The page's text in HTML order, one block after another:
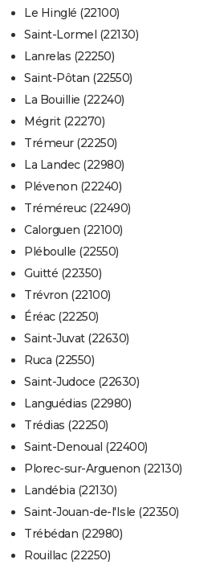
Le Hinglé (22100)
Saint-Lormel (22130)
Lanrelas (22250)
Saint-Pôtan (22550)
La Bouillie (22240)
Mégrit (22270)
Trémeur (22250)
La Landec (22980)
Plévenon (22240)
Tréméreuc (22490)
Calorguen (22100)
Pléboulle (22550)
Guitté (22350)
Trévron (22100)
Éréac (22250)
Saint-Juvat (22630)
Ruca (22550)
Saint-Judoce (22630)
Languédias (22980)
Trédias (22250)
Saint-Denoual (22400)
Plorec-sur-Arguenon (22130)
Landébia (22130)
Saint-Jouan-de-l'Isle (22350)
Trébédan (22980)
Rouillac (22250)